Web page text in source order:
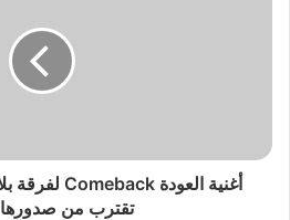
تقترب من صدورها 2022